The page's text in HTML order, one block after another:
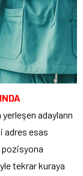
yerleşen adayların
adres esas
pozisyona
tekrar kuraya